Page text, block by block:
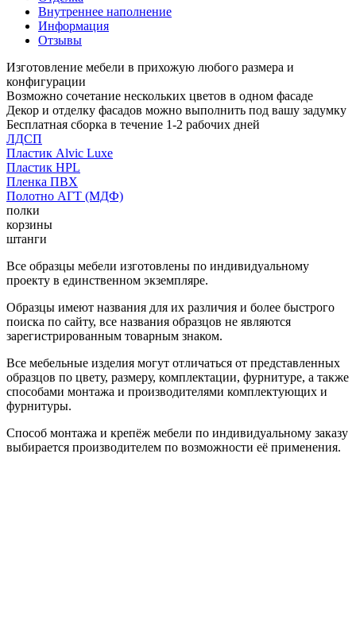
Внутреннее наполнение
Информация
Отзывы
Изготовление мебели в прихожую любого размера и
конфигурации
Возможно сочетание нескольких цветов в одном фасаде
Декор и отделку фасадов можно выполнить под вашу задумку
Бесплатная сборка в течение 1-2 рабочих дней
ЛДСП
Пластик Alvic Luxe
Пластик HPL
Пленка ПВХ
Полотно АГТ (МДФ)
полки
корзины
штанги
Все образцы мебели изготовлены по индивидуальному
проекту в единственном экземпляре.
Образцы имеют названия для их различия и более быстрого
поиска по сайту, все названия образцов не являются
зарегистрированным товарным знаком.
Все мебельные изделия могут отличаться от представленных
образцов по цвету, размеру, комплектации, фурнитуре, а также
способами монтажа и производителями комплектующих и
фурнитуры.
Способ монтажа и крепёж мебели по индивидуальному заказу
выбирается производителем по возможности её применения.